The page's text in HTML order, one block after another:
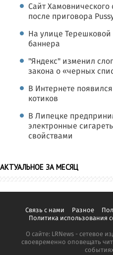
Сайт
после приговора
На улице
баннера
"Яндекс" изменил
закона о «черных
В Интернете
котиков
В Липецке
электронные
свойствами
АКТУАЛЬНОЕ ЗА МЕСЯЦ
Связь с нами Разное
Политика использования
О сайте: LRNews - сетевое
своевременно оповещать